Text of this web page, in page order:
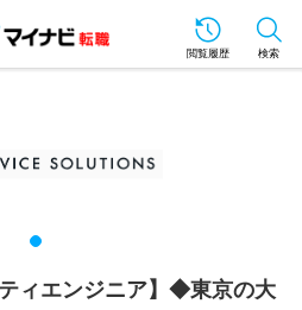
閲覧履歴 検索
ティエンジニア】◆東京の大